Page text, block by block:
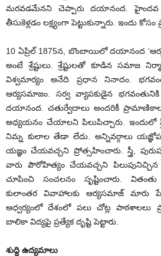
మరవడమేనని చెప్పారు దయానంద. హైందవ
తీసుకెళ్లడం లక్ష్యంగా పెట్టుకున్నారు. ఇందు
10 ఏ‌ప్రిల్‌ 1875‌న, బొంబాయిలో దయానంద
అంటే శ్రేష్టులు. శ్రేష్టులతో కూడిన సమాజ
విశ్వమార్యం అనేది ప్రధాన నినాదం.
ఆర్యసమాజం. సర్వ వ్యాపకుడైన
దయానంద. చతుర్వేదాలు అందరికీ
అధ్యయనం చేయాలని పిలుపిచ్చారు. ఇందులో
నిమ్న కులాల తేడా లేదు. అన్నివర్గాలు
యజ్ఞం చేయవచ్చని ప్రోత్సహించారు. స్త్రీ,
వారు పౌరోహిత్యం చేయవచ్చని
చూపించి సంచలనం సృష్టించారు.
కులాంతర వివాహాలకు ఆర్యసమాజ్‌ ‌మారు
ఆధ్వర్యంలో దేశంలో పలు చోట్ల
బాలికా విద్యపై ప్రత్యేక దృష్టి పెట్టారు.
శుద్ధి ఉద్యమాలు